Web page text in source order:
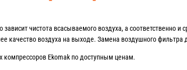
чистота всасываемого воздуха, а соответственно
качество воздуха на выходе. Замена воздушного
Ekomak по доступным ценам.